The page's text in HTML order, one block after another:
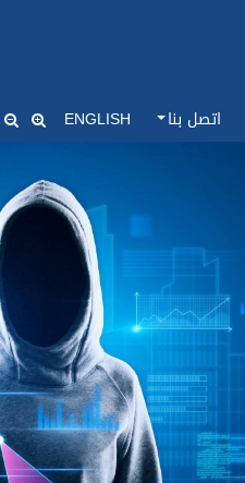
اتصل بنا ENGLISH